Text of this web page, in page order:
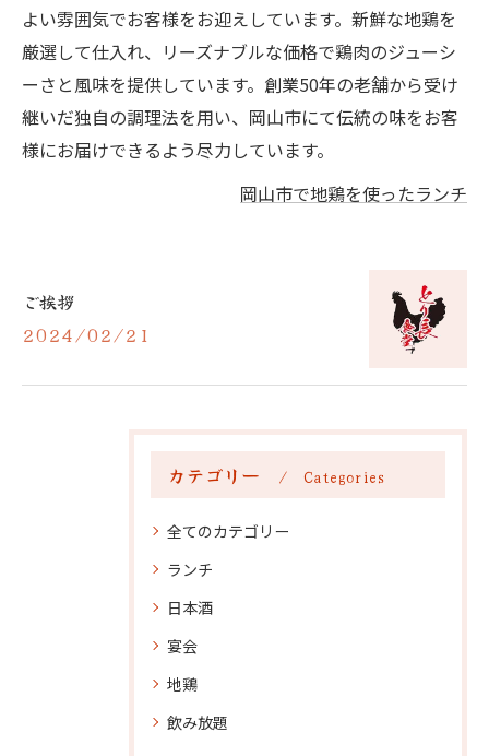
よい雰囲気でお客様をお迎えしています。新鮮な地鶏を
厳選して仕入れ、リーズナブルな価格で鶏肉のジューシ
ーさと風味を提供しています。創業50年の老舗から受け
継いだ独自の調理法を用い、岡山市にて伝統の味をお客
様にお届けできるよう尽力しています。
岡山市で地鶏を使ったランチ
ご挨拶
2024/02/21
カテゴリー Categories
全てのカテゴリー
ランチ
日本酒
宴会
地鶏
飲み放題